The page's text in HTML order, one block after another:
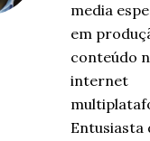
media
em
conteúdo
internet
Entusiasta